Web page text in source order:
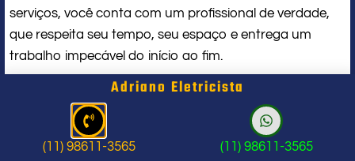
serviços, você conta com um profissional de verdade,
que respeita seu tempo, seu espaço e entrega um
trabalho impecável do início ao fim.
Problema com chuveiro: sinais que
indicam a hora de chamar um
profissional
Adriano Eletricista
(11) 98611-3565 (11) 98611-3565